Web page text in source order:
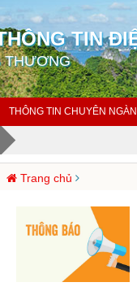
TIN
THƯƠNG
THÔNG TIN CHUYÊN
Trang chủ